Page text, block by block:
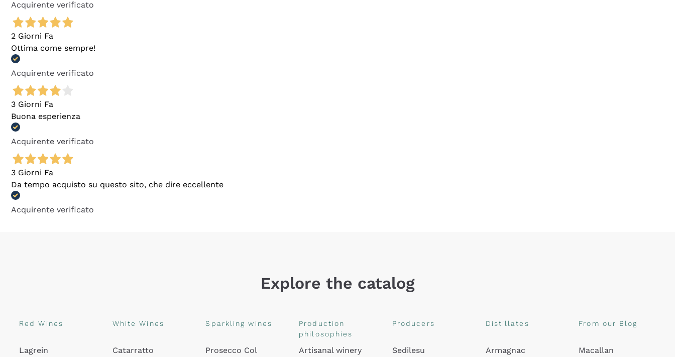
Acquirente verificato
2 Giorni Fa
Ottima come sempre!
Acquirente verificato
3 Giorni Fa
Buona esperienza
Acquirente verificato
3 Giorni Fa
Da tempo acquisto su questo sito, che dire eccellente
Acquirente verificato
Explore the catalog
Red Wines
Lagrein
White Wines
Catarratto
Sparkling wines
Prosecco Col
Production
philosophies
Artisanal winery
Producers
Sedilesu
Distillates
Armagnac
From our Blog
Macallan